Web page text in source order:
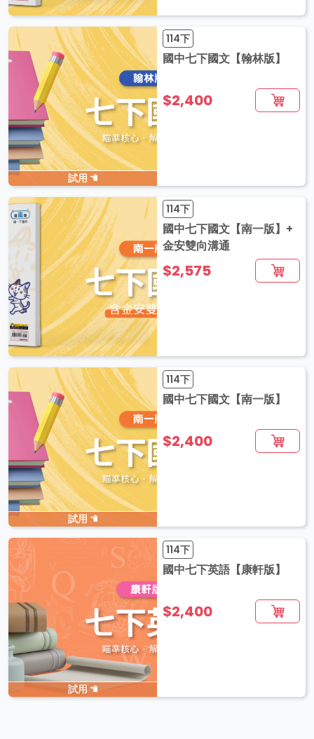
試用
114下
國中七下國文【翰林版】
$2,400
114下
國中七下國文【南一版】+
金安雙向溝通
$2,575
試用
114下
國中七下國文【南一版】
$2,400
試用
114下
國中七下英語【康軒版】
$2,400